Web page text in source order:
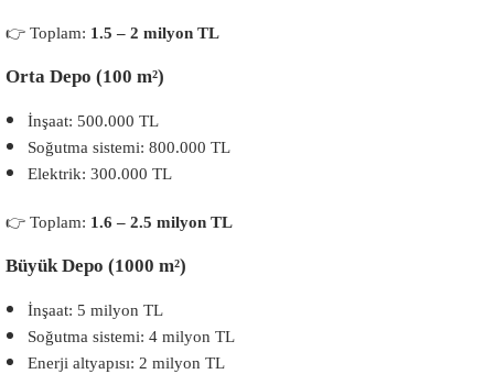
👉 Toplam: 1.5 – 2 milyon TL
Orta Depo (100 m²)
İnşaat: 500.000 TL
Soğutma sistemi: 800.000 TL
Elektrik: 300.000 TL
👉 Toplam: 1.6 – 2.5 milyon TL
Büyük Depo (1000 m²)
İnşaat: 5 milyon TL
Soğutma sistemi: 4 milyon TL
Enerji altyapısı: 2 milyon TL